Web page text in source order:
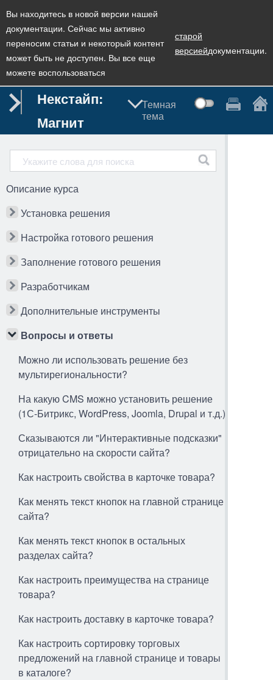
Вы находитесь в новой версии нашей
документации. Сейчас мы активно
переносим статьи и некоторый контент
может быть не доступен. Вы все еще
можете воспользоваться
старой
версиейдокументации.
Некстайп:
Магнит
Темная
тема
Описание курса
Установка решения
Настройка готового решения
Заполнение готового решения
Разработчикам
Дополнительные инструменты
Вопросы и ответы
Можно ли использовать решение без
мультирегиональности?
На какую CMS можно установить решение
(1С-Битрикс, WordPress, Joomla, Drupal и т.д.)
Сказываются ли "Интерактивные подсказки"
отрицательно на скорости сайта?
Как настроить свойства в карточке товара?
Как менять текст кнопок на главной странице
сайта?
Как менять текст кнопок в остальных
разделах сайта?
Как настроить преимущества на странице
товара?
Как настроить доставку в карточке товара?
Как настроить сортировку торговых
предложений на главной странице и товары
в каталоге?